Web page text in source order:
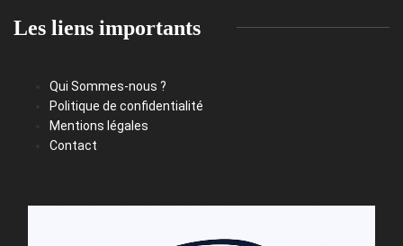
Les liens importants
Qui Sommes-nous ?
Politique de confidentialité
Mentions légales
Contact